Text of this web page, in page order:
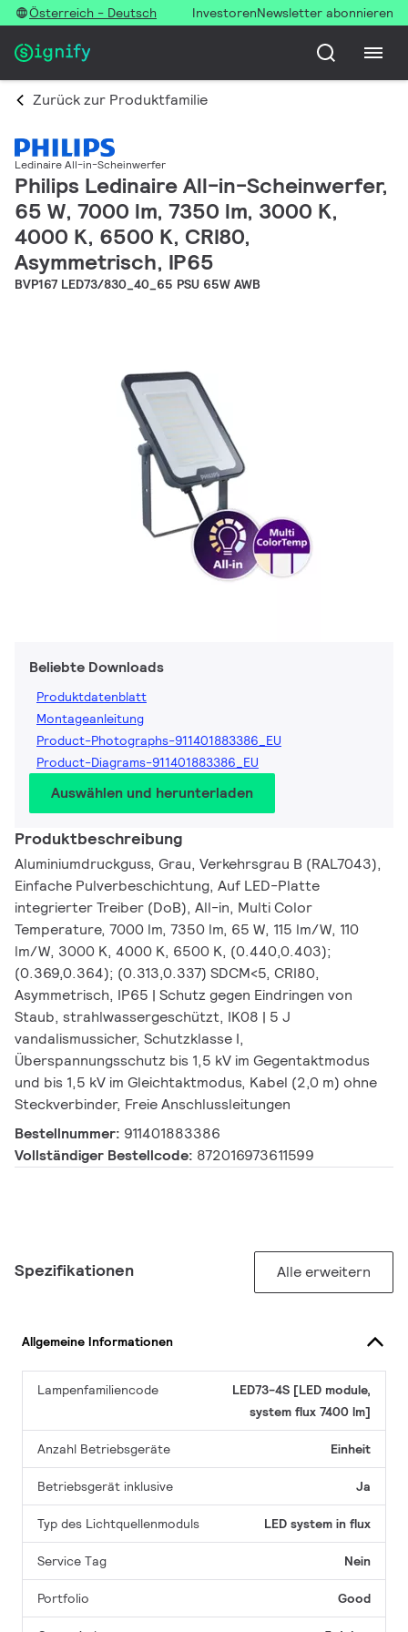
Österreich - Deutsch InvestorenNewsletter abonnieren
Zurück zur Produktfamilie
Ledinaire All-in-Scheinwerfer
Philips Ledinaire All-in-Scheinwerfer,
65 W, 7000 lm, 7350 lm, 3000 K,
4000 K, 6500 K, CRI80,
Asymmetrisch, IP65
BVP167 LED73/830_40_65 PSU 65W AWB
Beliebte Downloads
Produktdatenblatt
Montageanleitung
Product-Photographs-911401883386_EU
Product-Diagrams-911401883386_EU
Auswählen und herunterladen
Produktbeschreibung
Aluminiumdruckguss, Grau, Verkehrsgrau B (RAL7043),
Einfache Pulverbeschichtung, Auf LED-Platte
integrierter Treiber (DoB), All-in, Multi Color
Temperature, 7000 lm, 7350 lm, 65 W, 115 lm/W, 110
lm/W, 3000 K, 4000 K, 6500 K, (0.440,0.403);
(0.369,0.364); (0.313,0.337) SDCM<5, CRI80,
Asymmetrisch, IP65 | Schutz gegen Eindringen von
Staub, strahlwassergeschützt, IK08 | 5 J
vandalismussicher, Schutzklasse I,
Überspannungsschutz bis 1,5 kV im Gegentaktmodus
und bis 1,5 kV im Gleichtaktmodus, Kabel (2,0 m) ohne
Steckverbinder, Freie Anschlussleitungen
Bestellnummer: 911401883386
Vollständiger Bestellcode: 872016973611599
Spezifikationen Alle erweitern
Allgemeine Informationen
Lampenfamiliencode
LED73-4S [LED module,
system flux 7400 lm]
Anzahl Betriebsgeräte Einheit
Betriebsgerät inklusive Ja
Typ des Lichtquellenmoduls LED system in flux
Service Tag Nein
Portfolio Good